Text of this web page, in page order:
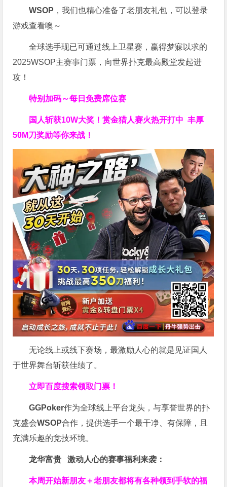
WSOP ，我们也精心准备了老朋友礼包，可以登录
游戏查看噢～
全球选手现已可通过线上卫星赛，赢得梦寐以求的
2025WSOP主赛事门票，向世界扑克最高殿堂发起进
攻！
特别加码～每日免费席位赛
国人斩获10W大奖！赏金猎人赛火热开打中 丰厚
50M刀奖励等你来战！
无论线上或线下赛场，最激励人心的就是见证国人
于世界舞台斩获佳绩了。
立即百度搜索领取门票！
GGPoker作为全球线上平台龙头，与享誉世界的扑
克盛会WSOP合作，提供选手一个最干净、有保障，且
充满乐趣的竞技环境。
龙华富贵 激动人心的赛事福利来袭：
本周开始新朋友＋老朋友都将有各种领到手软的福